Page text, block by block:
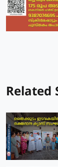
Related